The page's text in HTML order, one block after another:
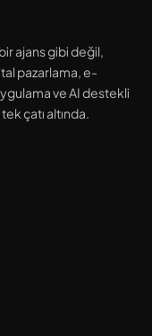
ajans gibi değil,
pazarlama, e-
ve AI destekli
çatı altında.